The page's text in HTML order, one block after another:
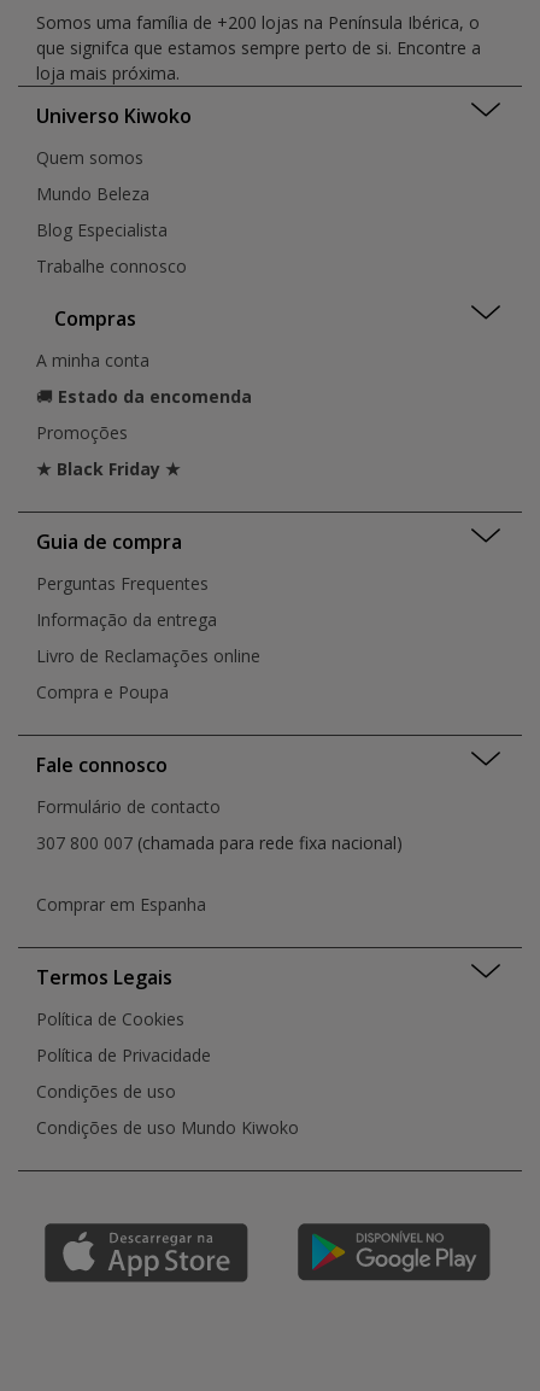
Somos uma família de +200 lojas na Península Ibérica, o
que signifca que estamos sempre perto de si. Encontre a
loja mais próxima.
Universo Kiwoko
Quem somos
Mundo Beleza
Blog Especialista
Trabalhe connosco
Compras
A minha conta
🚚 Estado da encomenda
Promoções
★ Black Friday ★
Guia de compra
Perguntas Frequentes
Informação da entrega
Livro de Reclamações online
Compra e Poupa
Fale connosco
Formulário de contacto
307 800 007 (chamada para rede fixa nacional)
Comprar em Espanha
Termos Legais
Política de Cookies
Política de Privacidade
Condições de uso
Condições de uso Mundo Kiwoko